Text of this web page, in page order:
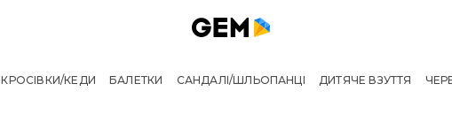
КРОСІВКИ/КЕДИ БАЛЕТКИ САНДАЛІ/ШЛЬОПАНЦІ ДИТЯЧЕ ВЗУТТЯ